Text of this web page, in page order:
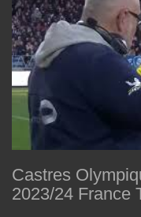
Castres
2023/24 France